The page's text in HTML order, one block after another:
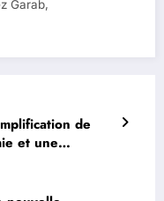
Garab,
de
et une